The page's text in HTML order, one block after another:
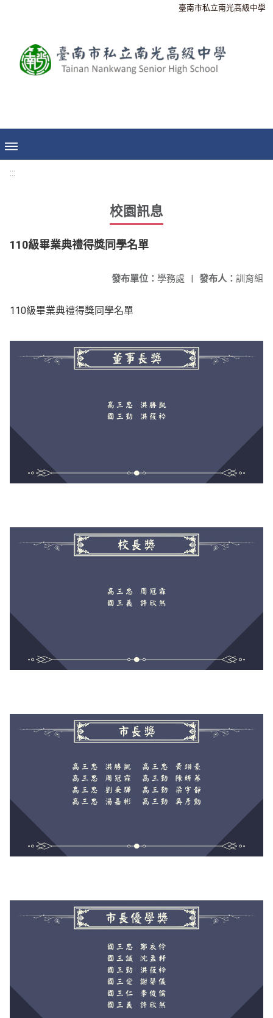
臺南市私立南光高級中學
:::
校園訊息
110級畢業典禮得獎同學名單
發布人： 訓育組
發布單位： 學務處 |
110級畢業典禮得獎同學名單